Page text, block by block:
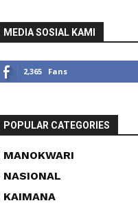
MEDIA SOSIAL KAMI
2,365 Fans
POPULAR CATEGORIES
MANOKWARI
NASIONAL
KAIMANA